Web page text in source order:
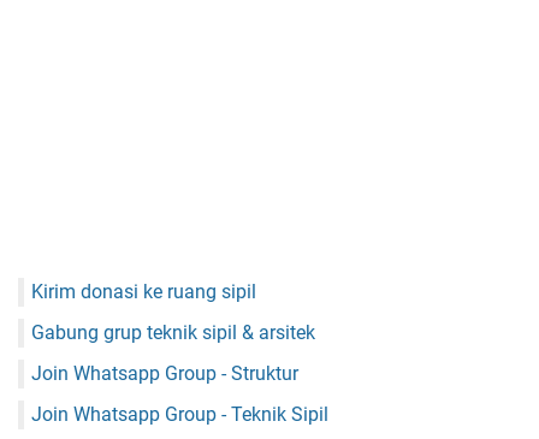
Kirim donasi ke ruang sipil
Gabung grup teknik sipil & arsitek
Join Whatsapp Group - Struktur
Join Whatsapp Group - Teknik Sipil